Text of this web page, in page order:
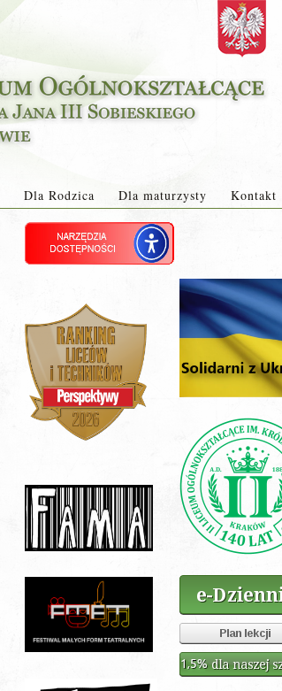
Dla Rodzica Dla maturzysty Kontakt